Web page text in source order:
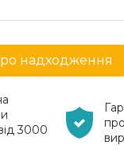
надходження
3000